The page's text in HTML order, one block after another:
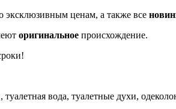
эксклюзивным ценам, а также все
оригинальное происхождение.